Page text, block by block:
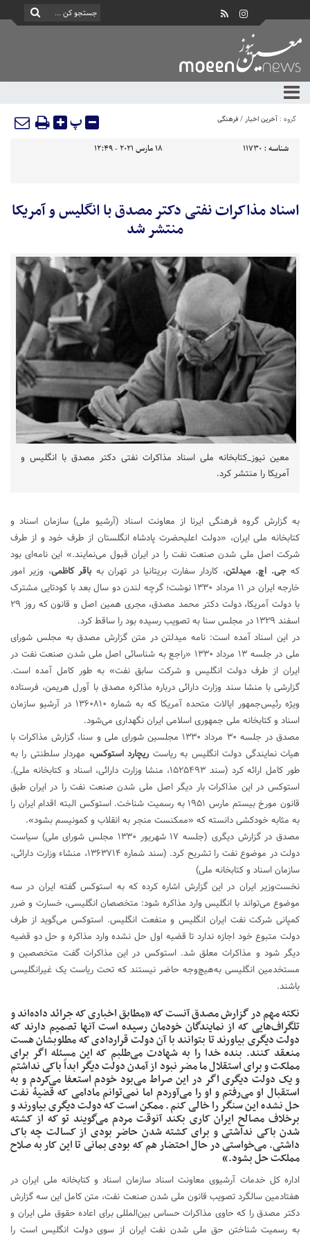
گروه : آخرین اخبار/فرهنگی پ
شناسه : 11730 18 مارس 2021 - 12:49
اسناد مذاکرات نفتی دکتر مصدق با انگلیس و آمریکا
منتشر شد
معین نیوز_کتابخانه ملی اسناد مذاکرات نفتی دکتر مصدق با انگلیس و
آمریکا را منتشر کرد.
به گزارش گروه فرهنگی ایرنا از معاونت اسناد (آرشیو ملی) سازمان اسناد و
کتابخانه ملی ایران، «دولت اعلیحضرت پادشاه انگلستان از طرف خود و از طرف
شرکت اصل ملی شدن صنعت نفت را در ایران قبول می‌نمایند.» این نامه‌ای بود
کهجی. اچ. میدلتن، کاردار سفارت بریتانیا در تهران به باقر کاظمی، وزیر امور
خارجه ایران در ۱۱ مرداد ۱۳۳۰ نوشت؛ گرچه لندن دو سال بعد با کودتایی مشترک
با دولت آمریکا، دولت دکتر محمد مصدق، مجری همین اصل و قانون که روز ۲۹
اسفند ۱۳۲۹ در مجلس سنا به تصویب رسیده بود را ساقط کرد.
در این اسناد آمده است: نامه میدلتن در متن گزارش مصدق به مجلس شورای
ملی در جلسه ۱۳ مرداد ۱۳۳۰ «راجع به شناسائی اصل ملی شدن صنعت نفت در
ایران از طرف دولت انگلیس و شرکت سابق نفت» به طور کامل آمده است.
گزارشی با منشا سند وزارت دارائی درباره مذاکره مصدق با آورل هریمن، فرستاده
ویژه رئیس‌جمهور ایالات متحده آمریکا که به شماره ۱۳۶۰۸۱۰ در آرشیو سازمان
اسناد و کتابخانه ملی جمهوری اسلامی ایران نگهداری می‌شود.
مصدق در جلسه ۳۰ مرداد ۱۳۳۰ مجلسین شورای ملی و سنا، گزارش مذاکرات با
هیات نمایندگی دولت انگلیس به ریاست ریچارد استوکس، مهردار سلطنتی را به
طور کامل ارائه کرد (سند ۱۵۲۵۴۹۳، منشا وزارت دارائی، اسناد و کتابخانه ملی).
استوکس در این مذاکرات بار دیگر اصل ملی شدن صنعت نفت را در ایران طبق
قانون مورخ بیستم مارس ۱۹۵۱ به رسمیت شناخت. استوکس البته اقدام ایران را
به مثابه خودکشی دانسته که «ممکنست منجر به انقلاب و کمونیسم بشود».
مصدق در گزارش دیگری (جلسه ۱۷ شهریور ۱۳۳۰ مجلس شورای ملی) سیاست
دولت در موضوع نفت را تشریح کرد. (سند شماره ۱۳۶۳۷۱۴، منشاء وزارت دارائی،
سازمان اسناد و کتابخانه ملی)
نخست‌وزیر ایران در این گزارش اشاره کرده که به استوکس گفته ایران در سه
موضوع می‌تواند با انگلیس وارد مذاکره شود: متخصصان انگلیسی، خسارت و ضرر
کمپانی شرکت نفت ایران انگلیس و منفعت انگلیس. استوکس می‌گوید از طرف
دولت متبوع خود اجازه ندارد تا قضیه اول حل نشده وارد مذاکره و حل دو قضیه
دیگر شود و مذاکرات معلق شد. استوکس در این مذاکرات گفت متخصصین و
مستخدمین انگلیسی به‌هیچ‌وجه حاضر نیستند که تحت ریاست یک غیرانگلیسی
باشند.
نکته مهم در گزارش مصدق آنست که «مطابق اخباری که جرائد داده‌اند و
تلگراف‌هایی که از نمایندگان خودمان رسیده است آنها تصمیم دارند که
دولت دیگری بیاورند تا بتوانند با آن دولت قراردادی که مطلوبشان هست
منعقد کنند. بنده خدا را به شهادت می‌طلبم که این مسئله اگر برای
مملکت و برای استقلال ما مضر نبود از آمدن دولت دیگر ابداً باکی نداشتم
و یک دولت دیگری اگر در این صراط می‌بود خودم استعفا می‌کردم و به
استقبال او می‌رفتم و او را می‌آوردم اما نمی‌توانم مادامی که قضیهٔ نفت
حل نشده این سنگر را خالی کنم. ممکن است که دولت دیگری بیاورند و
برخلاف مصالح ایران کاری بکند آنوقت مردم می‌گویند تو که از کشته
شدن باکی نداشتی و برای کشته شدن حاضر بودی از کسالت چه باک
داشتی. می‌خواستی در حال احتضار هم که بودی بمانی تا این کار به صلاح
مملکت حل بشود.»
اداره کل خدمات آرشیوی معاونت اسناد سازمان اسناد و کتابخانه ملی ایران در
هفتادمین سالگرد تصویب قانون ملی شدن صنعت نفت، متن کامل این سه گزارش
دکتر مصدق را که حاوی مذاکرات حساس بین‌المللی برای اعاده حقوق ملی ایران و
به رسمیت شناختن حق ملی شدن نفت ایران از سوی دولت انگلیس است را